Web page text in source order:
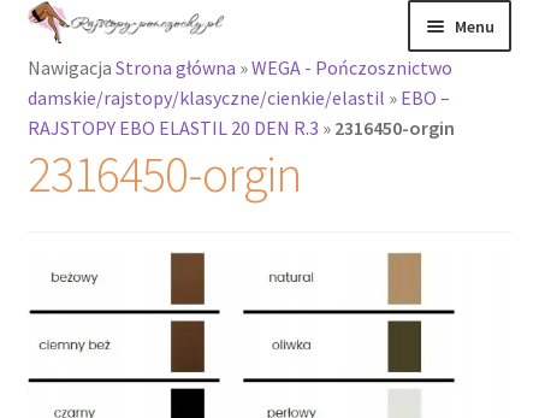
Przejdź
nawigacji
Przejdź
treści
Menu
Rajstopy
Rozwiń
menu
potomne
Podkolanówki i
skarpetki
Nawigacja Strona główna »WEGA - Pończosznictwo
damskie/rajstopy/klasyczne/cienkie/elastil » EBO –
RAJSTOPY EBO ELASTIL 20 DEN R.3 » 2316450-orgin
2316450-orgin